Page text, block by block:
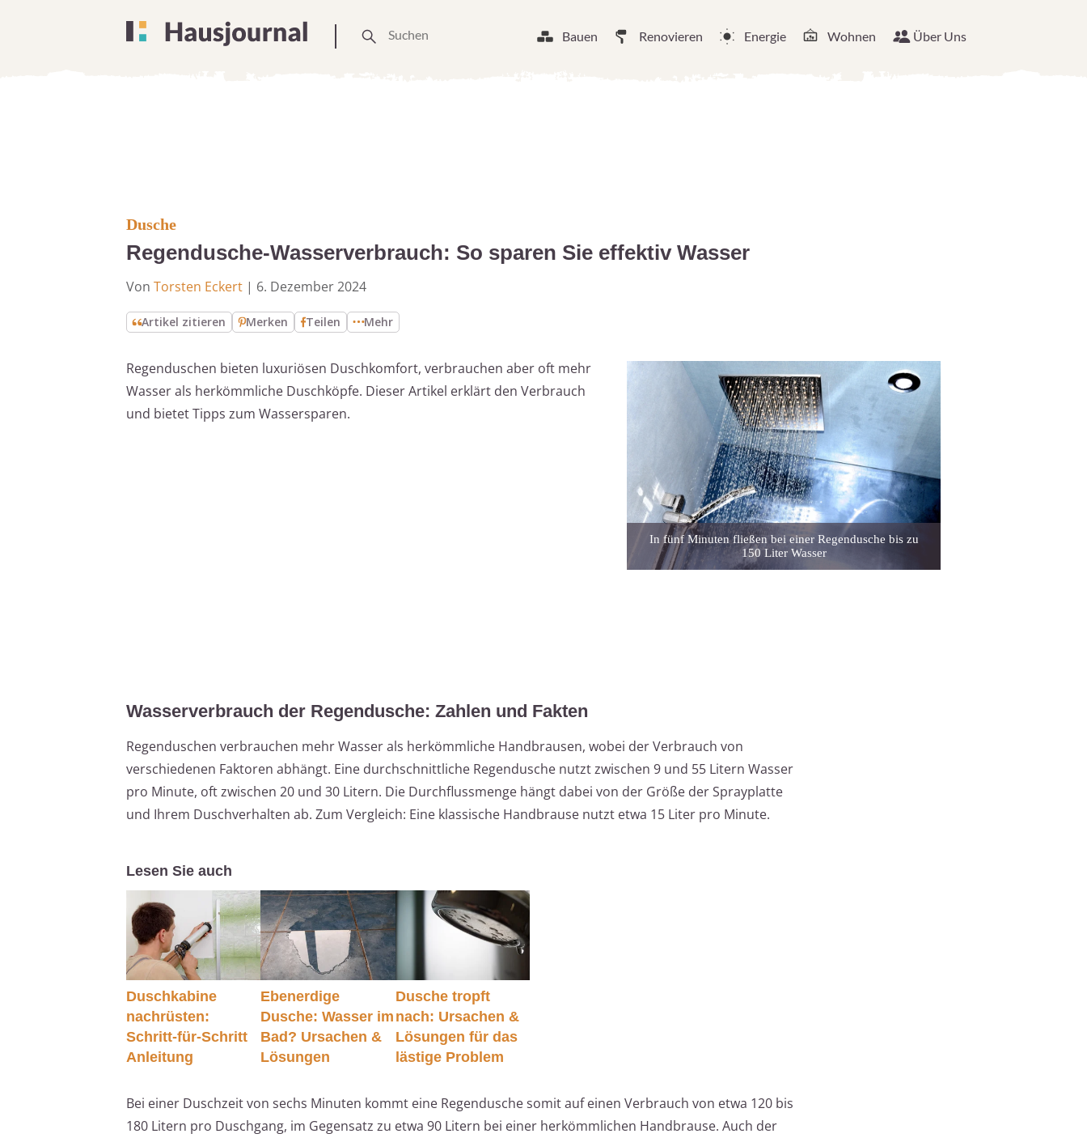
Bauen Renovieren Energie Wohnen Über Uns
Dusche
Regendusche-Wasserverbrauch: So sparen Sie effektiv Wasser
Von Torsten Eckert | 6. Dezember 2024
Artikel zitieren Merken Teilen Mehr
Regenduschen bieten luxuriösen Duschkomfort, verbrauchen aber oft mehr
Wasser als herkömmliche Duschköpfe. Dieser Artikel erklärt den Verbrauch
und bietet Tipps zum Wassersparen.
In fünf Minuten fließen bei einer Regendusche bis zu
150 Liter Wasser
Wasserverbrauch der Regendusche: Zahlen und Fakten
Regenduschen verbrauchen mehr Wasser als herkömmliche Handbrausen, wobei der Verbrauch von
verschiedenen Faktoren abhängt. Eine durchschnittliche Regendusche nutzt zwischen 9 und 55 Litern Wasser
pro Minute, oft zwischen 20 und 30 Litern. Die Durchflussmenge hängt dabei von der Größe der Sprayplatte
und Ihrem Duschverhalten ab. Zum Vergleich: Eine klassische Handbrause nutzt etwa 15 Liter pro Minute.
Lesen Sie auch
Duschkabine
nachrüsten:
Schritt-für-Schritt
Anleitung
Ebenerdige
Dusche: Wasser im
Bad? Ursachen &
Lösungen
Dusche tropft
nach: Ursachen &
Lösungen für das
lästige Problem
Bei einer Duschzeit von sechs Minuten kommt eine Regendusche somit auf einen Verbrauch von etwa 120 bis
180 Litern pro Duschgang, im Gegensatz zu etwa 90 Litern bei einer herkömmlichen Handbrause. Auch der